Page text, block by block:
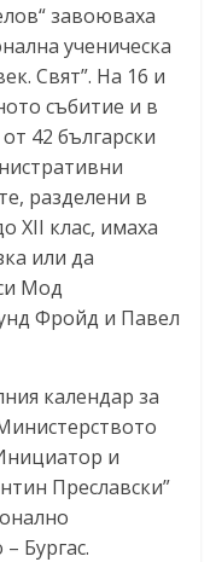
завоюваха
ученическа
Свят”. На 16 и
събитие и в
42 български
разделени в
XII клас, имаха
или да
Мод
Фройд и Павел
календар за
и
Преславски”
Бургас.